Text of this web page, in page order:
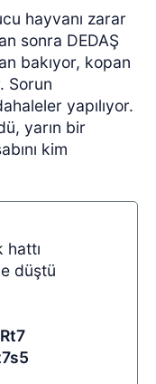
hayvanı zarar
sonra DEDAŞ
bakıyor, kopan
Sorun
yapılıyor.
yarın bir
kim
hattı
düştü